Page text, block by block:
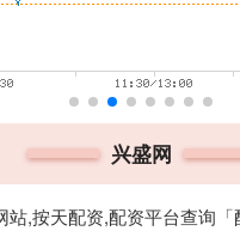
兴盛网
站,按天配资,配资平台查询